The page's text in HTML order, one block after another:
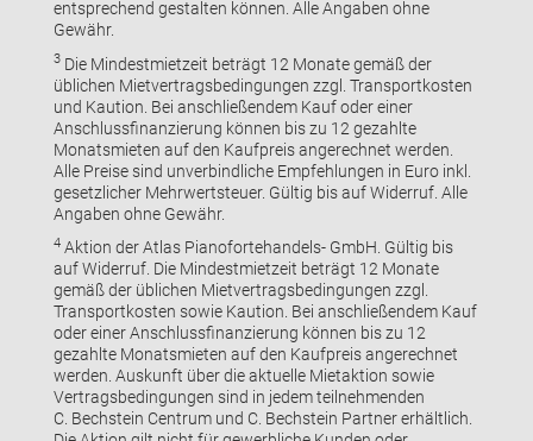
entsprechend gestalten können. Alle Angaben ohne
Gewähr.
3Die Mindestmietzeit beträgt 12 Monate gemäß der
üblichen Mietvertragsbedingungen zzgl. Transportkosten
und Kaution. Bei anschließendem Kauf oder einer
Anschlussfinanzierung können bis zu 12 gezahlte
Monatsmieten auf den Kaufpreis angerechnet werden.
Alle Preise sind unverbindliche Empfehlungen in Euro inkl.
gesetzlicher Mehrwertsteuer. Gültig bis auf Widerruf. Alle
Angaben ohne Gewähr.
4Aktion der Atlas Pianofortehandels- GmbH. Gültig bis
auf Widerruf. Die Mindestmietzeit beträgt 12 Monate
gemäß der üblichen Mietvertragsbedingungen zzgl.
Transportkosten sowie Kaution. Bei anschließendem Kauf
oder einer Anschlussfinanzierung können bis zu 12
gezahlte Monatsmieten auf den Kaufpreis angerechnet
werden. Auskunft über die aktuelle Mietaktion sowie
Vertragsbedingungen sind in jedem teilnehmenden
C. Bechstein Centrum und C. Bechstein Partner erhältlich.